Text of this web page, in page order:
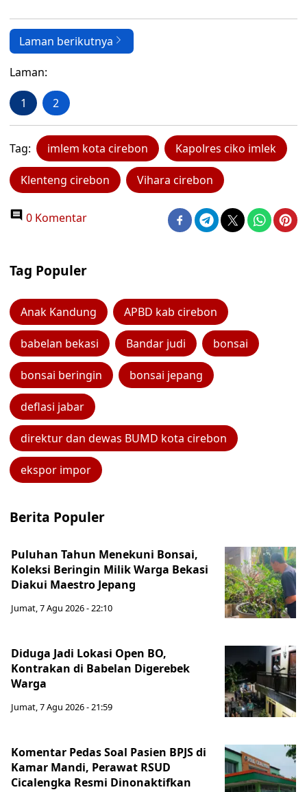
Laman berikutnya
Laman:
1 2
Tag: imlem kota cirebon Kapolres ciko imlek
Klenteng cirebon Vihara cirebon
0 Komentar
Tag Populer
Anak Kandung APBD kab cirebon
babelan bekasi Bandar judi bonsai
bonsai beringin bonsai jepang
deflasi jabar
direktur dan dewas BUMD kota cirebon
ekspor impor
Berita Populer
Puluhan Tahun Menekuni Bonsai,
Koleksi Beringin Milik Warga Bekasi
Diakui Maestro Jepang
Jumat, 7 Agu 2026 - 22:10
Diduga Jadi Lokasi Open BO,
Kontrakan di Babelan Digerebek
Warga
Jumat, 7 Agu 2026 - 21:59
Komentar Pedas Soal Pasien BPJS di
Kamar Mandi, Perawat RSUD
Cicalengka Resmi Dinonaktifkan